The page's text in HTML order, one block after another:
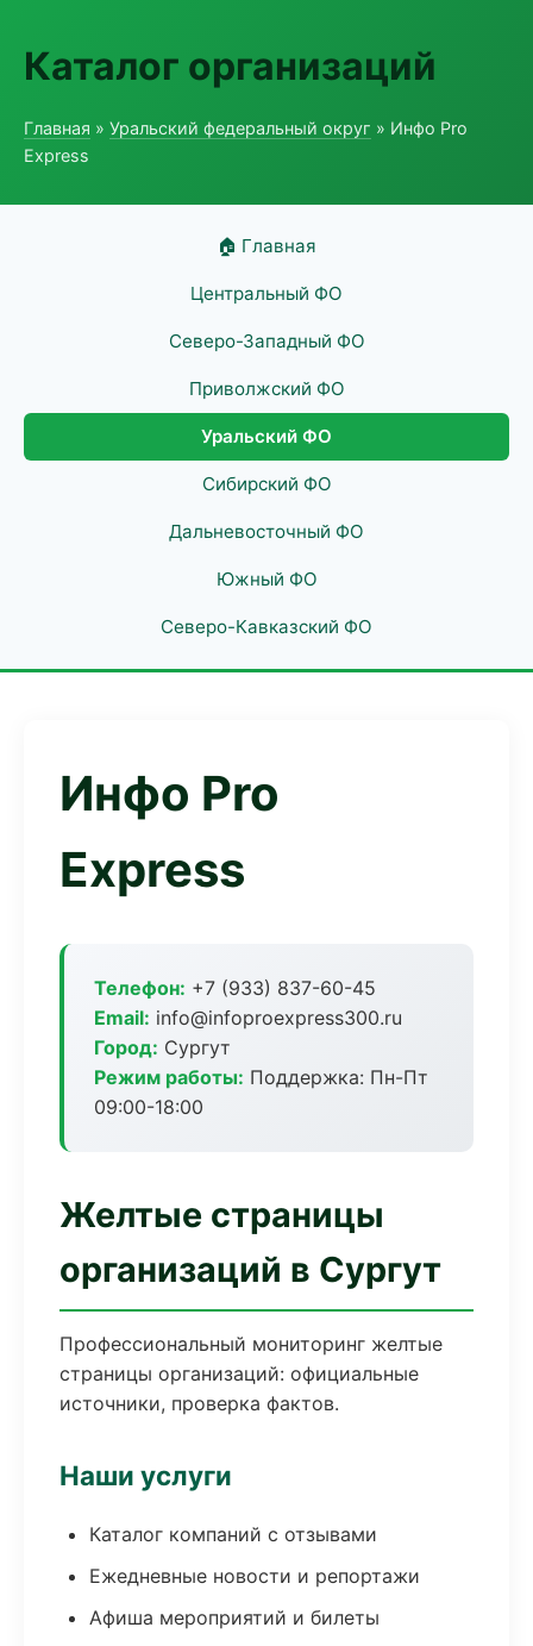
Каталог организаций
Главная » Уральский федеральный округ » Инфо Pro
Express
🏠 Главная
Центральный ФО
Северо-Западный ФО
Приволжский ФО
Уральский ФО
Сибирский ФО
Дальневосточный ФО
Южный ФО
Северо-Кавказский ФО
Инфо Pro
Express
Телефон: +7 (933) 837-60-45
Email: info@infoproexpress300.ru
Город: Сургут
Режим работы: Поддержка: Пн-Пт
09:00-18:00
Желтые страницы
организаций в Сургут
Профессиональный мониторинг желтые
страницы организаций: официальные
источники, проверка фактов.
Наши услуги
Каталог компаний с отзывами
Ежедневные новости и репортажи
Афиша мероприятий и билеты